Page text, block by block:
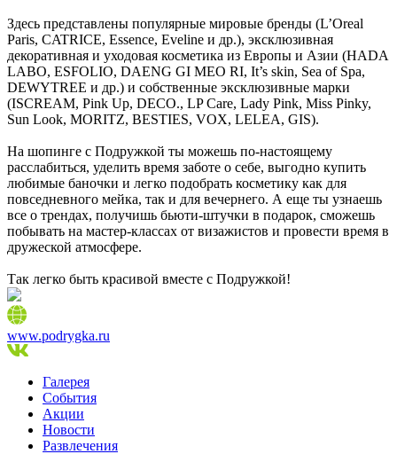
Здесь представлены популярные мировые бренды (L’Oreal
Paris, CATRICE, Essence, Eveline и др.), эксклюзивная
декоративная и уходовая косметика из Европы и Азии (HADA
LABO, ESFOLIO, DAENG GI MEO RI, It’s skin, Sea of Spa,
DEWYTREE и др.) и собственные эксклюзивные марки
(ISCREAM, Pink Up, DECO., LP Care, Lady Pink, Miss Pinky,
Sun Look, MORITZ, BESTIES, VOX, LELEA, GIS).
На шопинге с Подружкой ты можешь по-настоящему
расслабиться, уделить время заботе о себе, выгодно купить
любимые баночки и легко подобрать косметику как для
повседневного мейка, так и для вечернего. А еще ты узнаешь
все о трендах, получишь бьюти-штучки в подарок, сможешь
побывать на мастер-классах от визажистов и провести время в
дружеской атмосфере.
Так легко быть красивой вместе с Подружкой!
www.podrygka.ru
Галерея
События
Акции
Новости
Развлечения